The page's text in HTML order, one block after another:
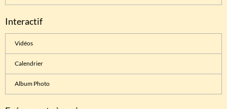
Interactif
Vidéos
Calendrier
Album Photo